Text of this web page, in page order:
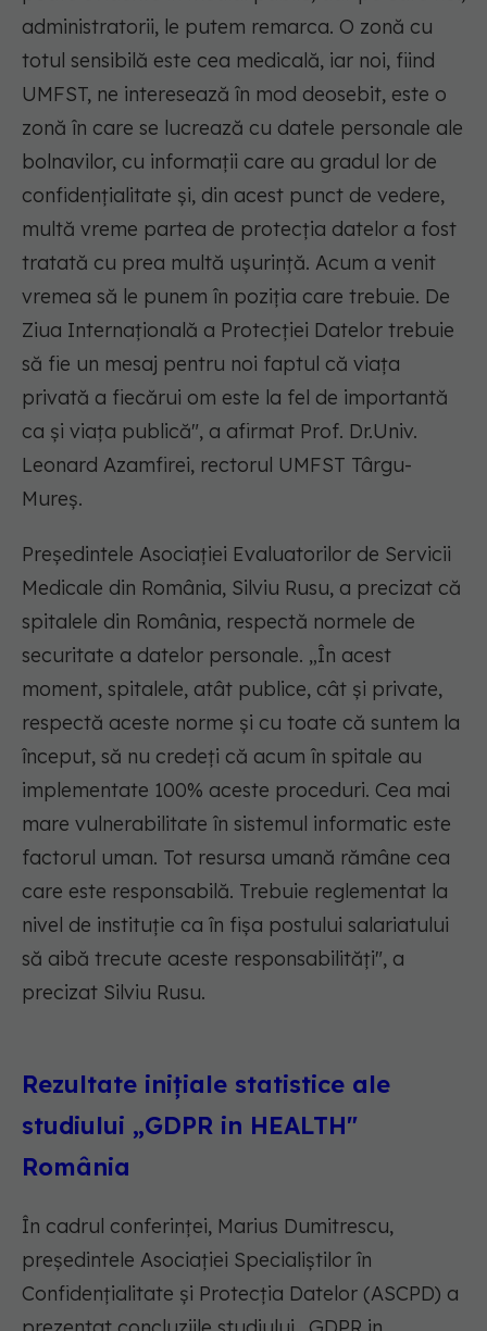
administratorii, le putem remarca. O zonă cu
totul sensibilă este cea medicală, iar noi, fiind
UMFST, ne interesează în mod deosebit, este o
zonă în care se lucrează cu datele personale ale
bolnavilor, cu informații care au gradul lor de
confidențialitate și, din acest punct de vedere,
multă vreme partea de protecția datelor a fost
tratată cu prea multă ușurință. Acum a venit
vremea să le punem în poziția care trebuie. De
Ziua Internațională a Protecției Datelor trebuie
să fie un mesaj pentru noi faptul că viața
privată a fiecărui om este la fel de importantă
ca și viața publică", a afirmat Prof. Dr.Univ.
Leonard Azamfirei, rectorul UMFST Târgu-
Mureș.
Președintele Asociației Evaluatorilor de Servicii
Medicale din România, Silviu Rusu, a precizat că
spitalele din România, respectă normele de
securitate a datelor personale. „În acest
moment, spitalele, atât publice, cât și private,
respectă aceste norme și cu toate că suntem la
început, să nu credeți că acum în spitale au
implementate 100% aceste proceduri. Cea mai
mare vulnerabilitate în sistemul informatic este
factorul uman. Tot resursa umană rămâne cea
care este responsabilă. Trebuie reglementat la
nivel de instituție ca în fișa postului salariatului
să aibă trecute aceste responsabilități", a
precizat Silviu Rusu.
Rezultate inițiale statistice ale
studiului „GDPR in HEALTH"
România
În cadrul conferinței, Marius Dumitrescu,
președintele Asociației Specialiștilor în
Confidențialitate și Protecția Datelor (ASCPD) a